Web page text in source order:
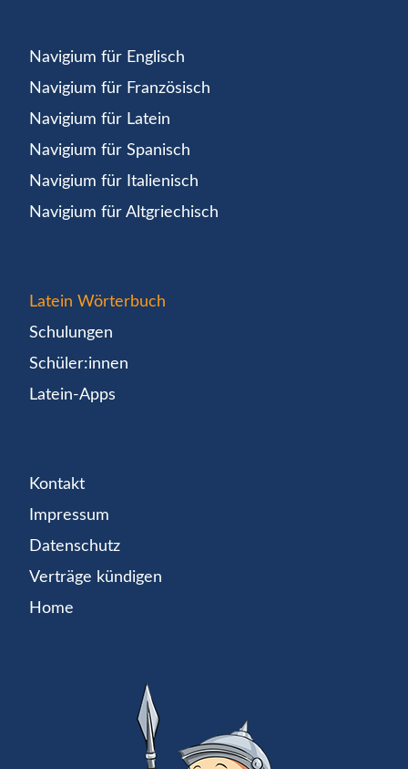
Navigium für Englisch
Navigium für Französisch
Navigium für Latein
Navigium für Spanisch
Navigium für Italienisch
Navigium für Altgriechisch
Latein Wörterbuch
Schulungen
Schüler:innen
Latein-Apps
Kontakt
Impressum
Datenschutz
Verträge kündigen
Home